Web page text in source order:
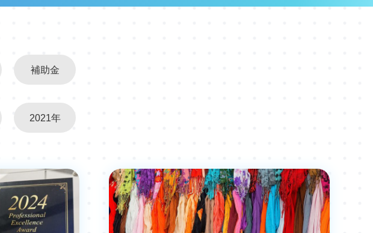
補助金
2021年